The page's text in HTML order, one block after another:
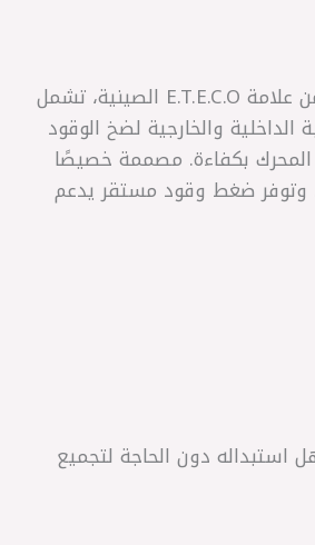
طلمبة بنزين كاملة من علامة E.T.E.C.O الصينية، تشمل
الداخلية والخارجية لضخ الوقود
المحرك بكفاءة. مصممة خصيصًا
وتوفر ضغط وقود مستقر يدعم
استبداله دون الحاجة لتجميع